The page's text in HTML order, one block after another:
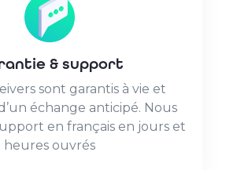
& support
sont garantis à vie et
échange anticipé. Nous
en français en jours et
heures ouvrés